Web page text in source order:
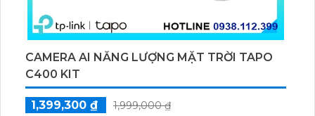
CAMERA AI NĂNG LƯỢNG MẶT TRỜI TAPO
C400 KIT
1,399,300 ₫
1,999,000 ₫